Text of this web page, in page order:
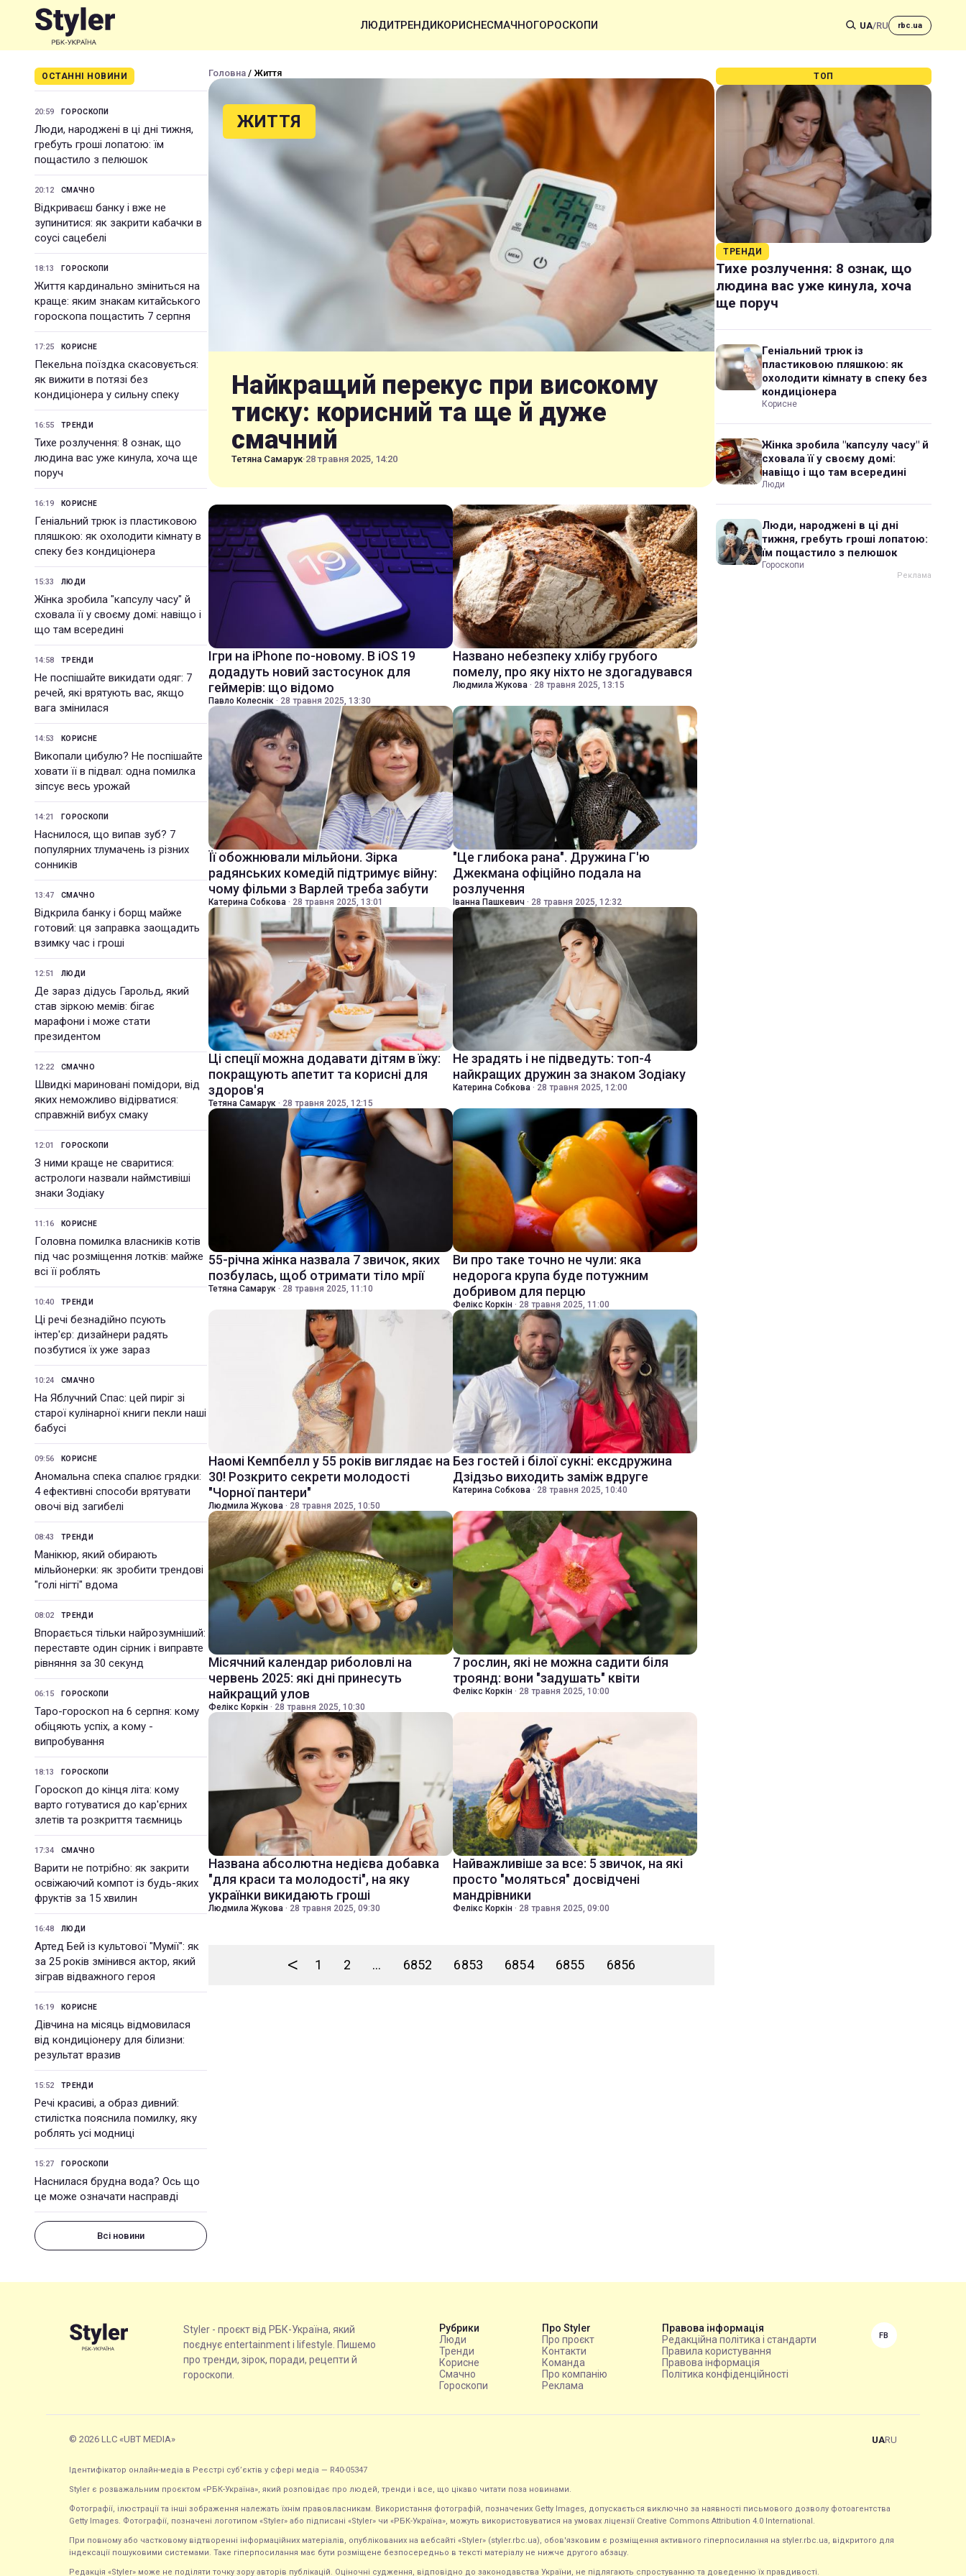
ЛЮДИТРЕНДИКОРИСНЕСМАЧНОГОРОСКОПИ UA/RU rbc.ua
ОСТАННІ НОВИНИ
20:59 ГОРОСКОПИ
Люди, народжені в ці дні тижня,
гребуть гроші лопатою: їм
пощастило з пелюшок
20:12 СМАЧНО
Відкриваєш банку і вже не
зупинитися: як закрити кабачки в
соусі сацебелі
18:13 ГОРОСКОПИ
Життя кардинально зміниться на
краще: яким знакам китайського
гороскопа пощастить 7 серпня
17:25 КОРИСНЕ
Пекельна поїздка скасовується:
як вижити в потязі без
кондиціонера у сильну спеку
16:55 ТРЕНДИ
Тихе розлучення: 8 ознак, що
людина вас уже кинула, хоча ще
поруч
16:19 КОРИСНЕ
Геніальний трюк із пластиковою
пляшкою: як охолодити кімнату в
спеку без кондиціонера
15:33 ЛЮДИ
Жінка зробила "капсулу часу" й
сховала її у своєму домі: навіщо і
що там всередині
14:58 ТРЕНДИ
Не поспішайте викидати одяг: 7
речей, які врятують вас, якщо
вага змінилася
14:53 КОРИСНЕ
Викопали цибулю? Не поспішайте
ховати її в підвал: одна помилка
зіпсує весь урожай
14:21 ГОРОСКОПИ
Наснилося, що випав зуб? 7
популярних тлумачень із різних
сонників
13:47 СМАЧНО
Відкрила банку і борщ майже
готовий: ця заправка заощадить
взимку час і гроші
12:51 ЛЮДИ
Де зараз дідусь Гарольд, який
став зіркою мемів: бігає
марафони і може стати
президентом
12:22 СМАЧНО
Швидкі мариновані помідори, від
яких неможливо відірватися:
справжній вибух смаку
12:01 ГОРОСКОПИ
З ними краще не сваритися:
астрологи назвали наймстивіші
знаки Зодіаку
11:16 КОРИСНЕ
Головна помилка власників котів
під час розміщення лотків: майже
всі її роблять
10:40 ТРЕНДИ
Ці речі безнадійно псують
інтер'єр: дизайнери радять
позбутися їх уже зараз
10:24 СМАЧНО
На Яблучний Спас: цей пиріг зі
старої кулінарної книги пекли наші
бабусі
09:56 КОРИСНЕ
Аномальна спека спалює грядки:
4 ефективні способи врятувати
овочі від загибелі
08:43 ТРЕНДИ
Манікюр, який обирають
мільйонерки: як зробити трендові
"голі нігті" вдома
08:02 ТРЕНДИ
Впорається тільки найрозумніший:
переставте один сірник і виправте
рівняння за 30 секунд
06:15 ГОРОСКОПИ
Таро-гороскоп на 6 серпня: кому
обіцяють успіх, а кому -
випробування
18:13 ГОРОСКОПИ
Гороскоп до кінця літа: кому
варто готуватися до кар'єрних
злетів та розкриття таємниць
17:34 СМАЧНО
Варити не потрібно: як закрити
освіжаючий компот із будь-яких
фруктів за 15 хвилин
16:48 ЛЮДИ
Артед Бей із культової "Мумії": як
за 25 років змінився актор, який
зіграв відважного героя
16:19 КОРИСНЕ
Дівчина на місяць відмовилася
від кондиціонеру для білизни:
результат вразив
15:52 ТРЕНДИ
Речі красиві, а образ дивний:
стилістка пояснила помилку, яку
роблять усі модниці
15:27 ГОРОСКОПИ
Наснилася брудна вода? Ось що
це може означати насправді
Всі новини
Головна / Життя
ЖИТТЯ
Найкращий перекус при високому
тиску: корисний та ще й дуже
смачний
Тетяна Самарук·28 травня 2025, 14:20
Ігри на iPhone по-новому. В iOS 19
додадуть новий застосунок для
геймерів: що відомо
Павло Колеснік · 28 травня 2025, 13:30
Названо небезпеку хлібу грубого
помелу, про яку ніхто не здогадувався
Людмила Жукова · 28 травня 2025, 13:15
Її обожнювали мільйони. Зірка
радянських комедій підтримує війну:
чому фільми з Варлей треба забути
Катерина Собкова · 28 травня 2025, 13:01
"Це глибока рана". Дружина Г'ю
Джекмана офіційно подала на
розлучення
Іванна Пашкевич · 28 травня 2025, 12:32
Ці спеції можна додавати дітям в їжу:
покращують апетит та корисні для
здоров'я
Тетяна Самарук · 28 травня 2025, 12:15
Не зрадять і не підведуть: топ-4
найкращих дружин за знаком Зодіаку
Катерина Собкова · 28 травня 2025, 12:00
55-річна жінка назвала 7 звичок, яких
позбулась, щоб отримати тіло мрії
Тетяна Самарук · 28 травня 2025, 11:10
Ви про таке точно не чули: яка
недорога крупа буде потужним
добривом для перцю
Фелікс Коркін · 28 травня 2025, 11:00
Наомі Кемпбелл у 55 років виглядає на
30! Розкрито секрети молодості
"Чорної пантери"
Людмила Жукова · 28 травня 2025, 10:50
Без гостей і білої сукні: ексдружина
Дзідзьо виходить заміж вдруге
Катерина Собкова · 28 травня 2025, 10:40
Місячний календар риболовлі на
червень 2025: які дні принесуть
найкращий улов
Фелікс Коркін · 28 травня 2025, 10:30
7 рослин, які не можна садити біля
троянд: вони "задушать" квіти
Фелікс Коркін · 28 травня 2025, 10:00
Названа абсолютна недієва добавка
"для краси та молодості", на яку
українки викидають гроші
Людмила Жукова · 28 травня 2025, 09:30
Найважливіше за все: 5 звичок, на які
просто "моляться" досвідчені
мандрівники
Фелікс Коркін · 28 травня 2025, 09:00
< 1 2 ... 6852 6853 6854 6855 6856
ТОП
ТРЕНДИ
Тихе розлучення: 8 ознак, що
людина вас уже кинула, хоча
ще поруч
Геніальний трюк із
пластиковою пляшкою: як
охолодити кімнату в спеку без
кондиціонера
Корисне
Жінка зробила "капсулу часу" й
сховала її у своєму домі:
навіщо і що там всередині
Люди
Люди, народжені в ці дні
тижня, гребуть гроші лопатою:
їм пощастило з пелюшок
Гороскопи
Styler - проєкт від РБК-Україна, який
поєднує entertainment і lifestyle. Пишемо
про тренди, зірок, поради, рецепти й
гороскопи.
Рубрики
Люди
Тренди
Корисне
Смачно
Гороскопи
Про Styler
Про проєкт
Контакти
Команда
Про компанію
Реклама
Правова інформація
Редакційна політика і стандарти
Правила користування
Правова інформація
Політика конфіденційності
FB
© 2026 LLC «UBT MEDIA» UARU
Ідентифікатор онлайн-медіа в Реєстрі суб’єктів у сфері медіа — R40-05347
Styler є розважальним проєктом «РБК-Україна», який розповідає про людей, тренди і все, що цікаво читати поза новинами.
Фотографії, ілюстрації та інші зображення належать їхнім правовласникам. Використання фотографій, позначених Getty Images, допускається виключно за наявності письмового дозволу фотоагентства
Getty Images. Фотографії, позначені логотипом «Styler» або підписані «Styler» чи «РБК-Україна», можуть використовуватися на умовах ліцензії Creative Commons Attribution 4.0 International.
При повному або частковому відтворенні інформаційних матеріалів, опублікованих на вебсайті «Styler» (styler.rbc.ua), обов'язковим є розміщення активного гіперпосилання на styler.rbc.ua, відкритого для
індексації пошуковими системами. Таке гіперпосилання має бути розміщене безпосередньо в тексті матеріалу не нижче другого абзацу.
Редакція «Styler» може не поділяти точку зору авторів публікацій. Оціночні судження, відповідно до законодавства України, не підлягають спростуванню та доведенню їх правдивості.